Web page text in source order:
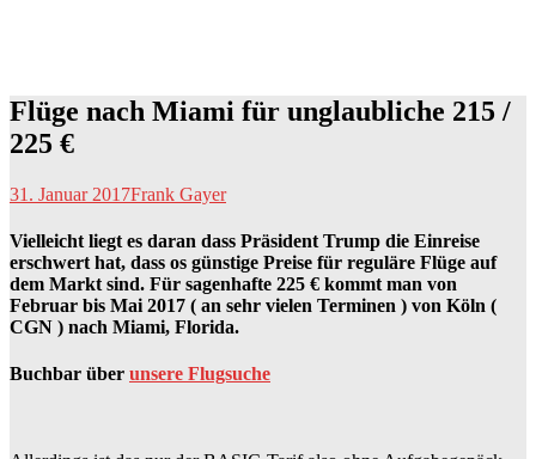
Flüge nach Miami für unglaubliche 215 /
225 €
31. Januar 2017Frank Gayer
Vielleicht liegt es daran dass Präsident Trump die Einreise
erschwert hat, dass os günstige Preise für reguläre Flüge auf
dem Markt sind. Für sagenhafte 225 € kommt man von
Februar bis Mai 2017 ( an sehr vielen Terminen ) von Köln (
CGN ) nach Miami, Florida.
Buchbar über unsere Flugsuche